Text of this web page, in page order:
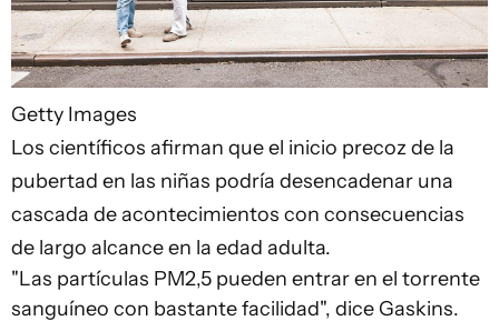
Getty Images
Los científicos afirman que el inicio precoz de la
pubertad en las niñas podría desencadenar una
cascada de acontecimientos con consecuencias
de largo alcance en la edad adulta.
"Las partículas PM2,5 pueden entrar en el torrente
sanguíneo con bastante facilidad", dice Gaskins.